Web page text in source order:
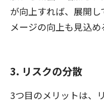
が向上すれば、展開
メージの向上も見込め
3. リスクの分散
3つ目のメリットは、